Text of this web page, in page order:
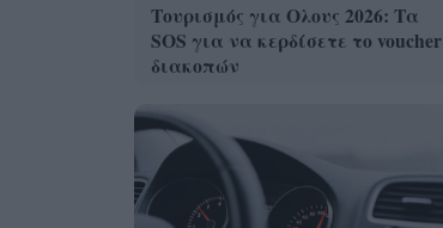
Τουρισμός για Ολους 2026: Τα
SOS για να κερδίσετε το voucher
διακοπών